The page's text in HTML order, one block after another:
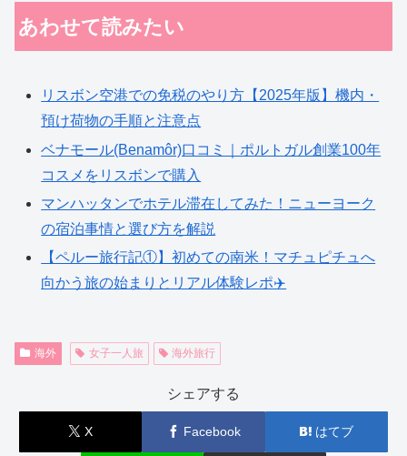
あわせて読みたい
リスボン空港での免税のやり方【2025年版】機内・
預け荷物の手順と注意点
ベナモール(Benamôr)口コミ｜ポルトガル創業100年
コスメをリスボンで購入
マンハッタンでホテル滞在してみた！ニューヨーク
の宿泊事情と選び方を解説
【ペルー旅行記①】初めての南米！マチュピチュへ
向かう旅の始まりとリアル体験レポ✈️
海外 女子一人旅 海外旅行
シェアする
X Facebook はてブ